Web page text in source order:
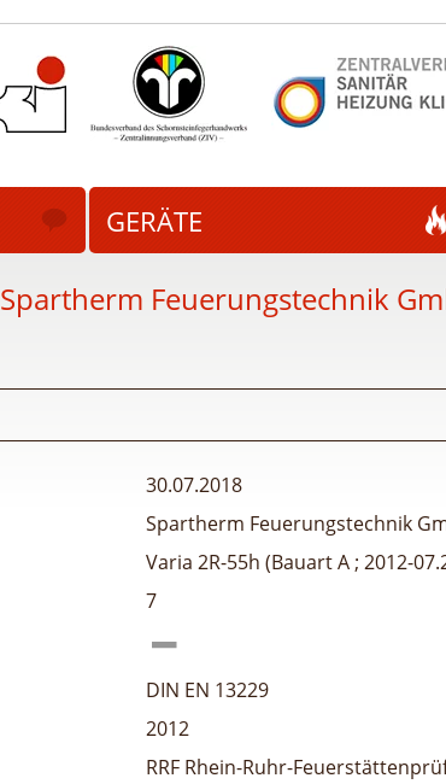
GERÄTE
Spartherm Feuerungstechnik
30.07.2018
Spartherm Feuerungstechnik
Varia 2R-55h (Bauart A ; 2012-
7
DIN EN 13229
2012
RRF Rhein-Ruhr-